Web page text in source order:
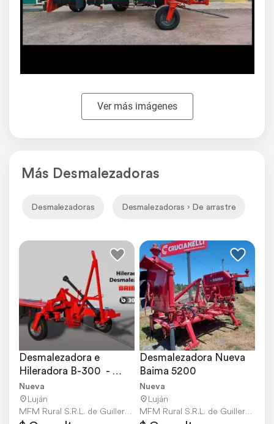
Ver más imágenes
Más Desmalezadoras
Desmalezadoras Desmalezadoras › De arrastre
Desmalezadora e
Hileradora B-300  -
Entrega Inmediata
Nueva
Luján
Desmalezadora Nueva
Baima 5200
Nueva
Luján